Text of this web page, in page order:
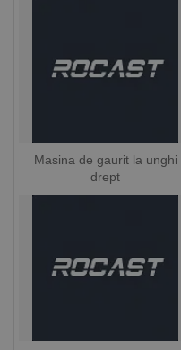
Masina de gaurit la unghi
drept